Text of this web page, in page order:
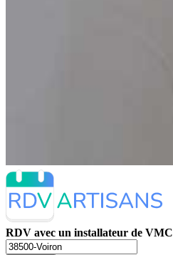
RDV avec un installateur de VMC